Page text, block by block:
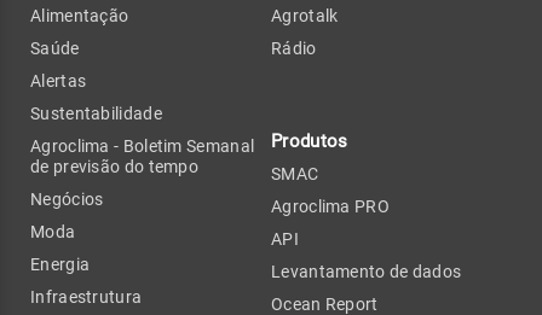
Alimentação
Saúde
Alertas
Sustentabilidade
Agroclima - Boletim Semanal
de previsão do tempo
Negócios
Moda
Energia
Infraestrutura
Agrotalk
Rádio
Produtos
SMAC
Agroclima PRO
API
Levantamento de dados
Ocean Report